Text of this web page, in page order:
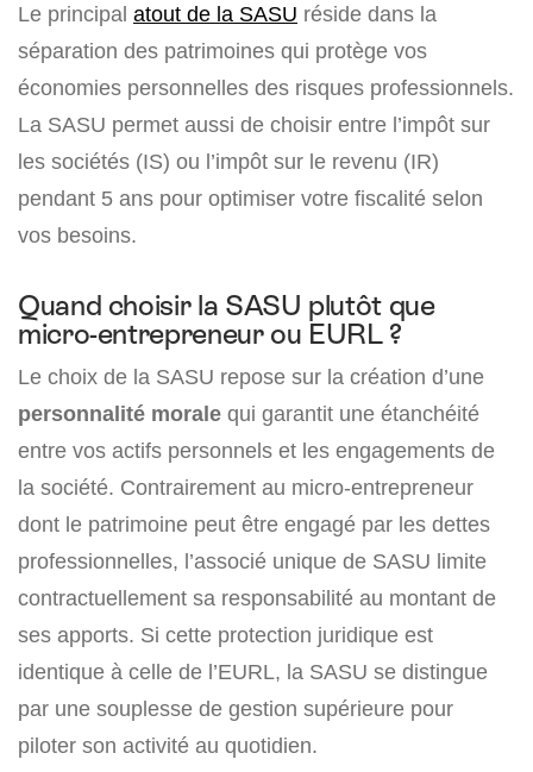
Le principal atout de la SASU réside dans la
séparation des patrimoines qui protège vos
économies personnelles des risques professionnels.
La SASU permet aussi de choisir entre l’impôt sur
les sociétés (IS) ou l’impôt sur le revenu (IR)
pendant 5 ans pour optimiser votre fiscalité selon
vos besoins.
Quand choisir la SASU plutôt que
micro-entrepreneur ou EURL ?
Le choix de la SASU repose sur la création d’une
personnalité morale qui garantit une étanchéité
entre vos actifs personnels et les engagements de
la société. Contrairement au micro-entrepreneur
dont le patrimoine peut être engagé par les dettes
professionnelles, l’associé unique de SASU limite
contractuellement sa responsabilité au montant de
ses apports. Si cette protection juridique est
identique à celle de l’EURL, la SASU se distingue
par une souplesse de gestion supérieure pour
piloter son activité au quotidien.